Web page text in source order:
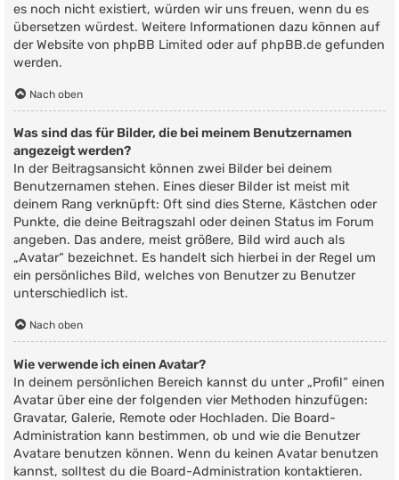
es noch nicht existiert, würden wir uns freuen, wenn du es
übersetzen würdest. Weitere Informationen dazu können auf
der Website von phpBB Limited oder auf phpBB.de gefunden
werden.
Nach oben
Was sind das für Bilder, die bei meinem Benutzernamen
angezeigt werden?
In der Beitragsansicht können zwei Bilder bei deinem
Benutzernamen stehen. Eines dieser Bilder ist meist mit
deinem Rang verknüpft: Oft sind dies Sterne, Kästchen oder
Punkte, die deine Beitragszahl oder deinen Status im Forum
angeben. Das andere, meist größere, Bild wird auch als
„Avatar“ bezeichnet. Es handelt sich hierbei in der Regel um
ein persönliches Bild, welches von Benutzer zu Benutzer
unterschiedlich ist.
Nach oben
Wie verwende ich einen Avatar?
In deinem persönlichen Bereich kannst du unter „Profil“ einen
Avatar über eine der folgenden vier Methoden hinzufügen:
Gravatar, Galerie, Remote oder Hochladen. Die Board-
Administration kann bestimmen, ob und wie die Benutzer
Avatare benutzen können. Wenn du keinen Avatar benutzen
kannst, solltest du die Board-Administration kontaktieren.